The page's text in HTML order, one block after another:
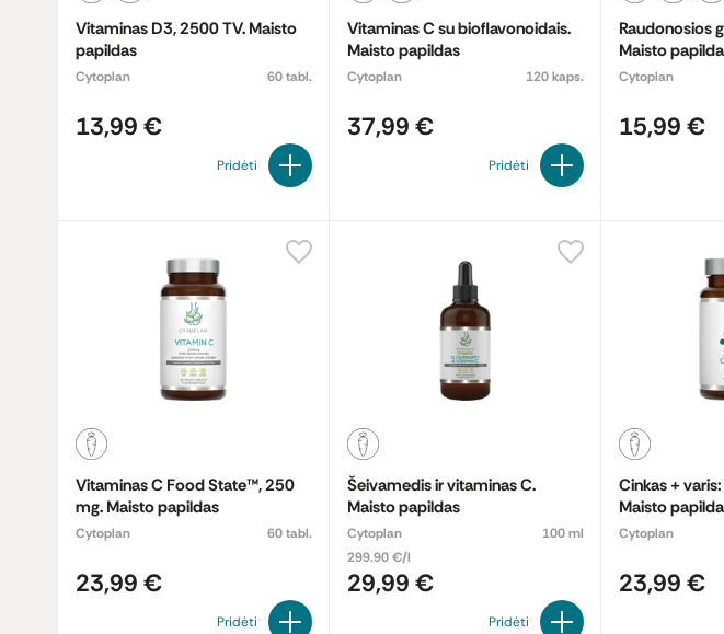
Vitaminas D3, 2500 TV. Maisto
papildas
Cytoplan 60 tabl.
13,99 €
Pridėti
Vitaminas C su bioflavonoidais.
Maisto papildas
Cytoplan 120 kaps.
37,99 €
Pridėti
Raudonosios
Maisto
Cytoplan
15,99 €
Vitaminas C Food State™, 250
mg. Maisto papildas
Cytoplan 60 tabl.
23,99 €
Pridėti
Šeivamedis ir vitaminas C.
Maisto papildas
Cytoplan
100 ml
299.90 €/l
29,99 €
Pridėti
Cinkas +
Maisto
Cytoplan
23,99 €